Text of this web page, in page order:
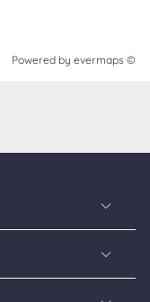
Powered by evermaps ©